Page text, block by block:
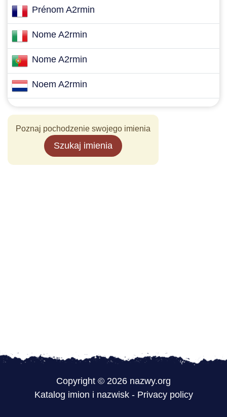
Prénom A2rmin
Nome A2rmin
Nome A2rmin
Noem A2rmin
Poznaj pochodzenie swojego imienia
Szukaj imienia
Copyright © 2026 nazwy.org
Katalog imion i nazwisk- Privacy policy